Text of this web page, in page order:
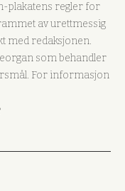
plakatens regler for
av urettmessig
med redaksjonen.
som behandler
For informasjon